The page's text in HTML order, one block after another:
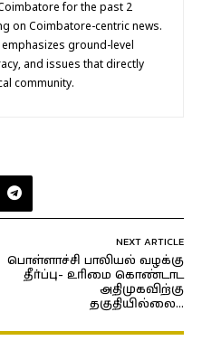
for the past 2
on Coimbatore-centric news.
ground-level
and issues that directly
community.
NEXT ARTICLE
பொள்ளாச்சி பாலியல் வழக்கு
தீர்ப்பு- உரிமை கொண்டாட
அதிமுகவிற்கு
தகுதியில்லை…